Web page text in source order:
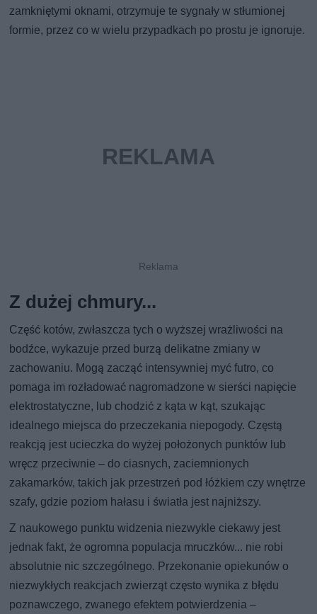
zamkniętymi oknami, otrzymuje te sygnały w stłumionej
formie, przez co w wielu przypadkach po prostu je ignoruje.
Z dużej chmury...
Część kotów, zwłaszcza tych o wyższej wrażliwości na
bodźce, wykazuje przed burzą delikatne zmiany w
zachowaniu. Mogą zacząć intensywniej myć futro, co
pomaga im rozładować nagromadzone w sierści napięcie
elektrostatyczne, lub chodzić z kąta w kąt, szukając
idealnego miejsca do przeczekania niepogody. Częstą
reakcją jest ucieczka do wyżej położonych punktów lub
wręcz przeciwnie – do ciasnych, zaciemnionych
zakamarków, takich jak przestrzeń pod łóżkiem czy wnętrze
szafy, gdzie poziom hałasu i światła jest najniższy.
Z naukowego punktu widzenia niezwykle ciekawy jest
jednak fakt, że ogromna populacja mruczków... nie robi
absolutnie nic szczególnego. Przekonanie opiekunów o
niezwykłych reakcjach zwierząt często wynika z błędu
poznawczego, zwanego efektem potwierdzenia –